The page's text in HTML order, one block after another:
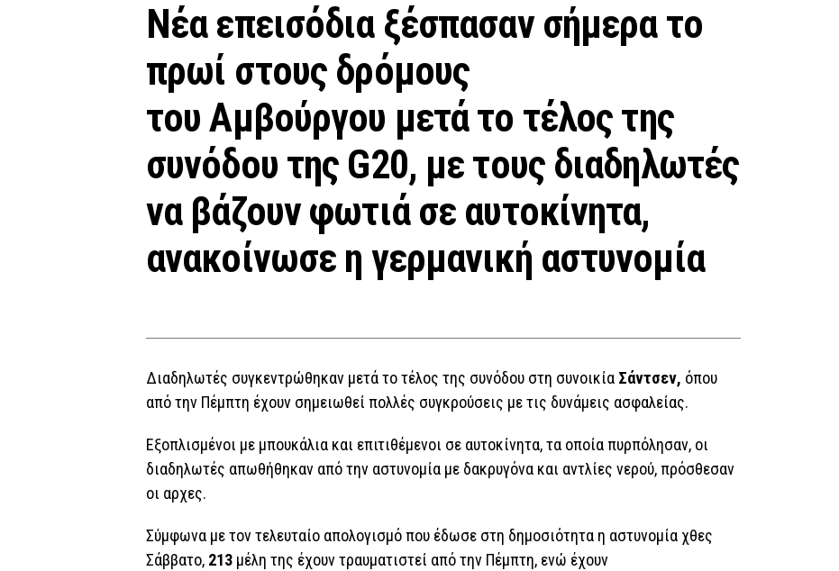
Νέα επεισόδια ξέσπασαν σήμερα το
πρωί στους δρόμους
τουΑμβούργου μετά το τέλος της
συνόδου της G20, με τους διαδηλωτές
να βάζουν φωτιά σε αυτοκίνητα,
ανακοίνωσε η γερμανική αστυνομία
Διαδηλωτές συγκεντρώθηκαν μετά το τέλος της συνόδου στη συνοικία Σάντσεν, όπου
από την Πέμπτη έχουν σημειωθεί πολλές συγκρούσεις με τις δυνάμεις ασφαλείας.
Εξοπλισμένοι με μπουκάλια και επιτιθέμενοι σε αυτοκίνητα, τα οποία πυρπόλησαν, οι
διαδηλωτές απωθήθηκαν από την αστυνομία με δακρυγόνα και αντλίες νερού, πρόσθεσαν
οι αρχες.
Σύμφωνα με τον τελευταίο απολογισμό που έδωσε στη δημοσιότητα η αστυνομία χθες
Σάββατο, 213 μέλη της έχουν τραυματιστεί από την Πέμπτη, ενώ έχουν